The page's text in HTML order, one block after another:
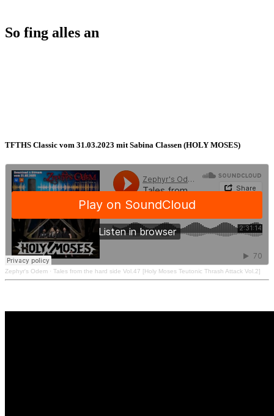
So fing alles an
TFTHS Classic vom 31.03.2023 mit Sabina Classen (HOLY MOSES)
Zephyr's Odem · Tales from the hard side Vol.47 [Holy Moses Teutonic Thrash Attack Vol.2]